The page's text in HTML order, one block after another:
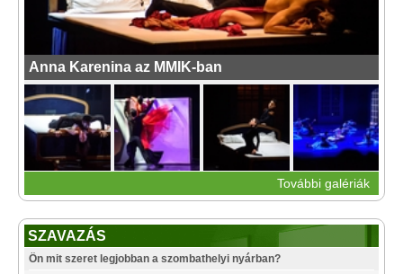
Anna Karenina az MMIK-ban
További galériák
SZAVAZÁS
Ön mit szeret legjobban a szombathelyi nyárban?